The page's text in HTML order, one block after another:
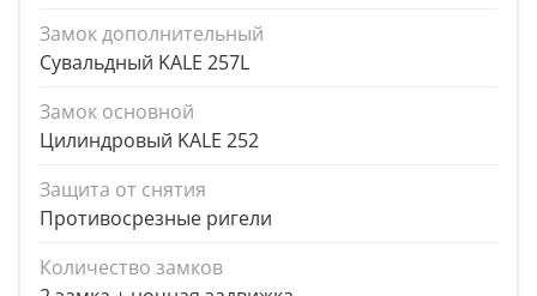
Замок дополнительный
Сувальдный KALE 257L
Замок основной
Цилиндровый KALE 252
Защита от снятия
Противосрезные ригели
Количество замков